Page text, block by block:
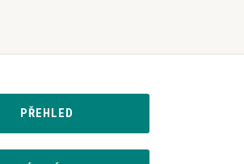
PŘEHLED